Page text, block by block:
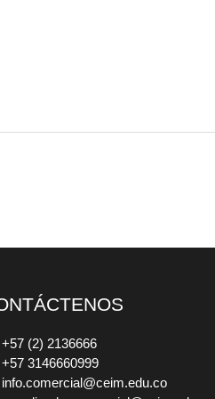
+57 (2) 2136666
+57 3146660999
info.comercial@ceim.edu.co